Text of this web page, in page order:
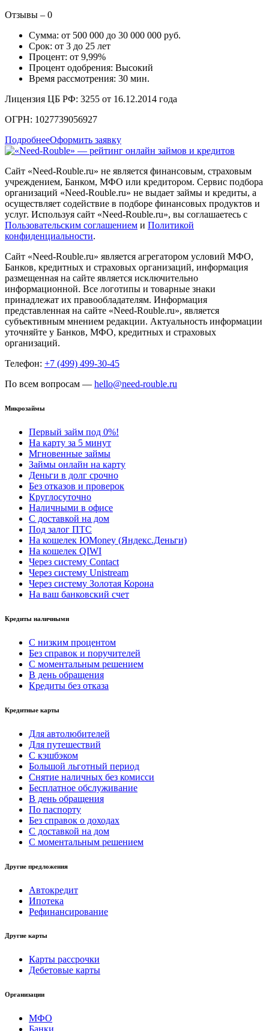
Отзывы – 0
Сумма: от 500 000 до 30 000 000 руб.
Срок: от 3 до 25 лет
Процент: от 9,99%
Процент одобрения: Высокий
Время рассмотрения: 30 мин.
Лицензия ЦБ РФ: 3255 от 16.12.2014 года
ОГРН: 1027739056927
ПодробнееОформить заявку
Сайт «Need-Rouble.ru» не является финансовым, страховым
учреждением, Банком, МФО или кредитором. Сервис подбора
организаций «Need-Rouble.ru» не выдает займы и кредиты, а
осуществляет содействие в подборе финансовых продуктов и
услуг. Используя сайт «Need-Rouble.ru», вы соглашаетесь с
Пользовательским соглашением и Политикой
конфиденциальности.
Сайт «Need-Rouble.ru» является агрегатором условий МФО,
Банков, кредитных и страховых организаций, информация
размещенная на сайте является исключительно
информационной. Все логотипы и товарные знаки
принадлежат их правообладателям. Информация
представленная на сайте «Need-Rouble.ru», является
субъективным мнением редакции. Актуальность информации
уточняйте у Банков, МФО, кредитных и страховых
организаций.
Телефон: +7 (499) 499-30-45
По всем вопросам — hello@need-rouble.ru
Микрозаймы
Первый займ под 0%!
На карту за 5 минут
Мгновенные займы
Займы онлайн на карту
Деньги в долг срочно
Без отказов и проверок
Круглосуточно
Наличными в офисе
С доставкой на дом
Под залог ПТС
На кошелек ЮMoney (Яндекс.Деньги)
На кошелек QIWI
Через систему Contact
Через систему Unistream
Через систему Золотая Корона
На ваш банковский счет
Кредиты наличными
С низким процентом
Без справок и поручителей
С моментальным решением
В день обращения
Кредиты без отказа
Кредитные карты
Для автолюбителей
Для путешествий
С кэшбэком
Большой льготный период
Снятие наличных без комисси
Бесплатное обслуживание
В день обращения
По паспорту
Без справок о доходах
С доставкой на дом
С моментальным решением
Другие предложения
Автокредит
Ипотека
Рефинансирование
Другие карты
Карты рассрочки
Дебетовые карты
Организации
МФО